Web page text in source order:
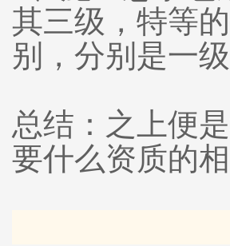
其三级，特等
别，分别是
总结：之上便
要什么资质的